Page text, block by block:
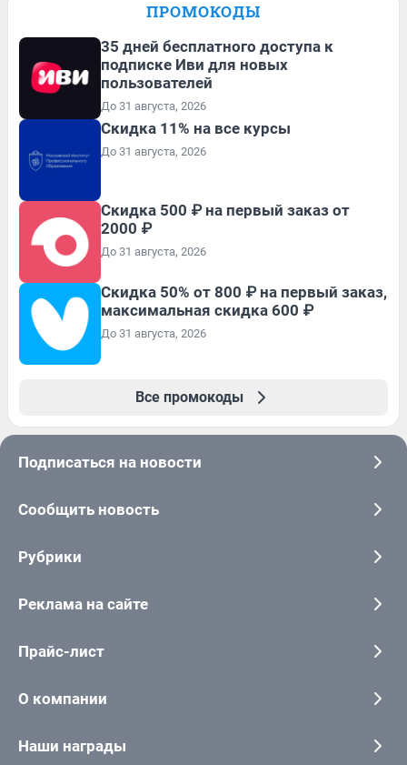
ПРОМОКОДЫ
35 дней бесплатного доступа к
подписке Иви для новых
пользователей
До 31 августа, 2026
Скидка 11% на все курсы
До 31 августа, 2026
Скидка 500 ₽ на первый заказ от
2000 ₽
До 31 августа, 2026
Скидка 50% от 800 ₽ на первый заказ,
максимальная скидка 600 ₽
До 31 августа, 2026
Все промокоды
Подписаться на новости
Сообщить новость
Рубрики
Реклама на сайте
Прайс-лист
О компании
Наши награды